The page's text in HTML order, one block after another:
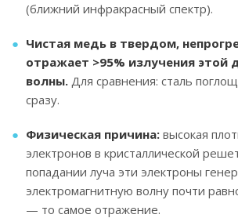
(ближний инфракрасный спектр).
Чистая медь в твердом,
отражает >95% излучения этой
волны. Для сравнения: сталь
сразу.
Физическая причина: высокая
электронов в кристаллической
попадании луча эти электроны
электромагнитную волну почти
— то самое отражение.